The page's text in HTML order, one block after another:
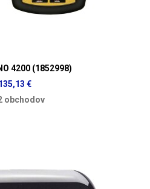
4200 (1852998)
€
obchodov